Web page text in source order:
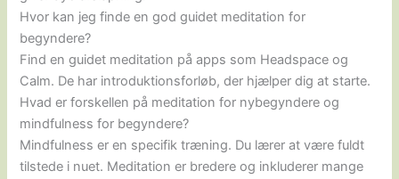
Hvor kan jeg finde en god guidet meditation for
begyndere?
Find en guidet meditation på apps som Headspace og
Calm. De har introduktionsforløb, der hjælper dig at starte.
Hvad er forskellen på meditation for nybegyndere og
mindfulness for begyndere?
Mindfulness er en specifik træning. Du lærer at være fuldt
tilstede i nuet. Meditation er bredere og inkluderer mange